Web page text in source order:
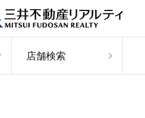
店舗検索